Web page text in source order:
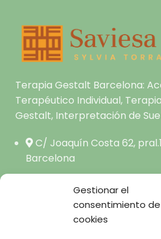
Gestionar el
consentimiento
cookies
Terapia Gestalt Barcelona:
Terapéutico Individual,
Gestalt, Interpretación de
C/ Joaquín Costa 62,
Barcelona
665.681.444